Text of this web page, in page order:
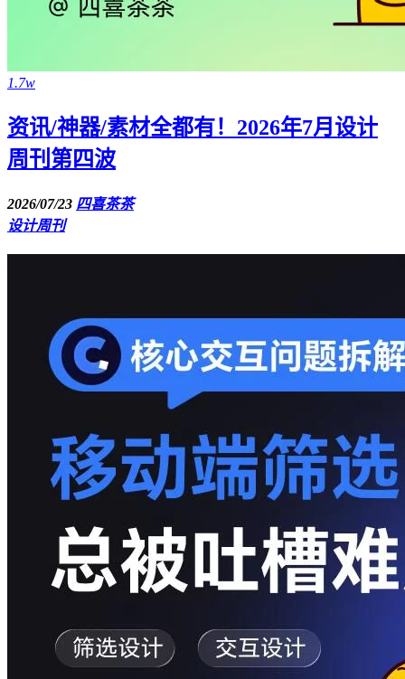
1.7w
资讯/神器/素材全都有！2026年7月设计
周刊第四波
2026/07/23 四喜茶茶
设计周刊